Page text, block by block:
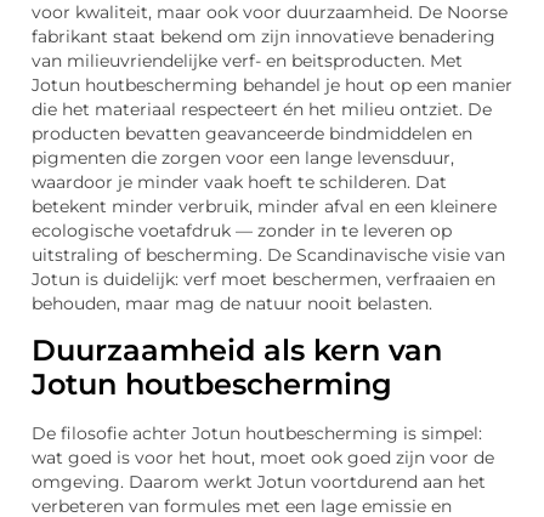
voor kwaliteit, maar ook voor duurzaamheid. De Noorse
fabrikant staat bekend om zijn innovatieve benadering
van milieuvriendelijke verf- en beitsproducten. Met
Jotun houtbescherming behandel je hout op een manier
die het materiaal respecteert én het milieu ontziet. De
producten bevatten geavanceerde bindmiddelen en
pigmenten die zorgen voor een lange levensduur,
waardoor je minder vaak hoeft te schilderen. Dat
betekent minder verbruik, minder afval en een kleinere
ecologische voetafdruk — zonder in te leveren op
uitstraling of bescherming. De Scandinavische visie van
Jotun is duidelijk: verf moet beschermen, verfraaien en
behouden, maar mag de natuur nooit belasten.
Duurzaamheid als kern van
Jotun houtbescherming
De filosofie achter Jotun houtbescherming is simpel:
wat goed is voor het hout, moet ook goed zijn voor de
omgeving. Daarom werkt Jotun voortdurend aan het
verbeteren van formules met een lage emissie en